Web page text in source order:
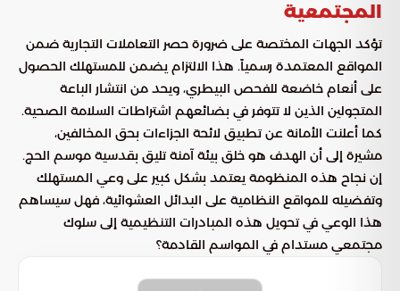
المجتمعية
تؤكد الجهات المختصة على ضرورة حصر التعاملات التجارية ضمن
المواقع المعتمدة رسمياً. هذا الالتزام يضمن للمستهلك الحصول
على أنعام خاضعة للفحص البيطري، ويحد من انتشار الباعة
المتجولين الذين لا تتوفر في بضائعهم اشتراطات السلامة الصحية.
كما أعلنت الأمانة عن تطبيق لائحة الجزاءات بحق المخالفين،
مشيرة إلى أن الهدف هو خلق بيئة آمنة تليق بقدسية موسم الحج.
إن نجاح هذه المنظومة يعتمد بشكل كبير على وعي المستهلك
وتفضيله للمواقع النظامية على البدائل العشوائية، فهل سيساهم
هذا الوعي في تحويل هذه المبادرات التنظيمية إلى سلوك
مجتمعي مستدام في المواسم القادمة؟